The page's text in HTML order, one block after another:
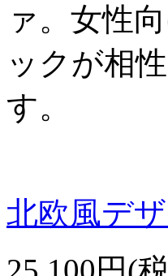
ァ。女性
ックが相
す。
北欧風デ